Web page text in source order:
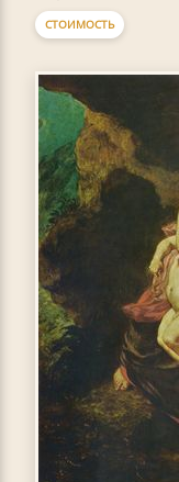
СТОИМОСТЬ